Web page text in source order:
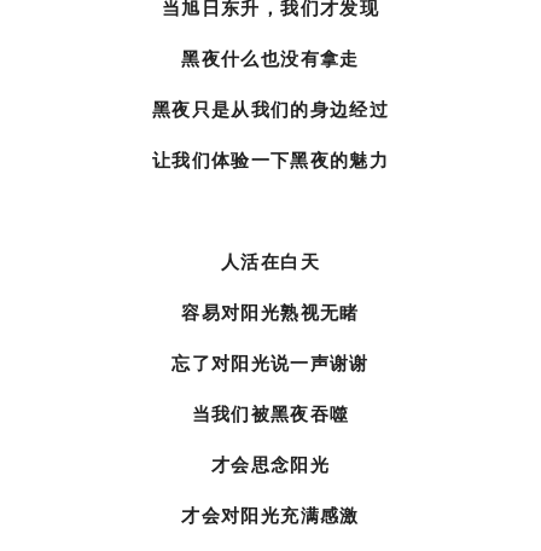
当旭日东升，我们才发现
黑夜什么也没有拿走
黑夜只是从我们的身边经过
让我们体验一下黑夜的魅力
人活在白天
容易对阳光熟视无睹
忘了对阳光说一声谢谢
当我们被黑夜吞噬
才会思念阳光
才会对阳光充满感激